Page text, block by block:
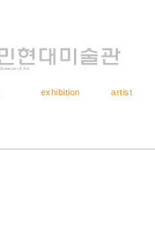
exhibition artist